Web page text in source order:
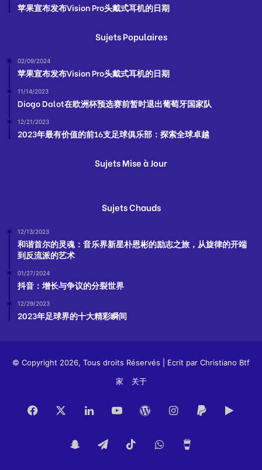
苹果宣布发布Vision Pro头戴式耳机的日期
Sujets Populaires
02/09/2024
苹果宣布发布Vision Pro头戴式耳机的日期
11/14/2023
Diogo Dalot在欧洲杯预选赛前暂时退出葡萄牙国家队
12/21/2023
2023年最有价值的前16支足球俱乐部：探索全球卓越
Sujets Mise à Jour
Sujets Chauds
12/13/2023
和谐首尔的灵魂：音乐界新星朴恩彬的励志之旅，从旋律的开端
到反流派的艺术
01/27/2024
抖音：增长与争议的分裂世界
12/29/2023
2023年足球界的十大精彩瞬间
© Copyright 2026, Tous droits Réservés | Ecrit par Christiano Btf
家
关于
Facebook LinkedInYouTubeWordPress
Instagram
Paypal
SnapchatTelegramTikTokWhatsApp